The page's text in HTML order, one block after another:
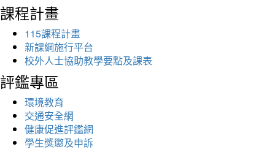
課程計畫
115課程計畫
新課綱施行平台
校外人士協助教學要點及課表
評鑑專區
環境教育
交通安全網
健康促進評鑑網
學生獎懲及申訴